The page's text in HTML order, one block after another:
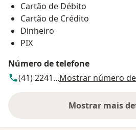
Cartão de Débito
Cartão de Crédito
Dinheiro
PIX
Número de telefone
(41) 2241...Mostrar número
Mostrar mais